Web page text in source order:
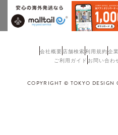
会社概要 店舗検索利用規約企
ご利用ガイド お問い合わ
COPYRIGHT © TOKYO